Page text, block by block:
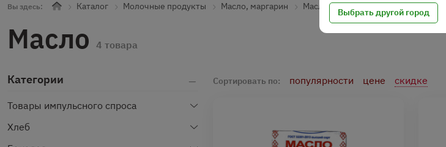
Вы здесь: Каталог Молочные продукты Масло, маргарин Масло
Масло 4 товара
Категории
Товары импульсного спроса
Хлеб
Сортировать по: популярности цене скидке
Выбрать другой город